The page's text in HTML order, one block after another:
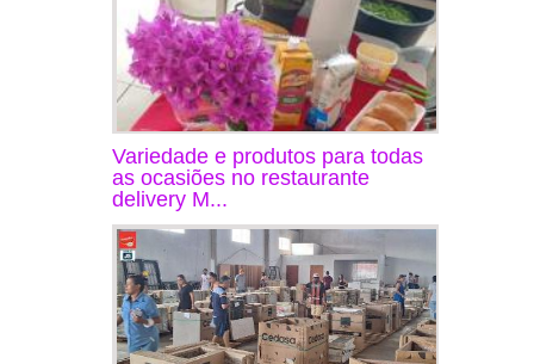
Variedade e produtos para todas
as ocasiões no restaurante
delivery M...